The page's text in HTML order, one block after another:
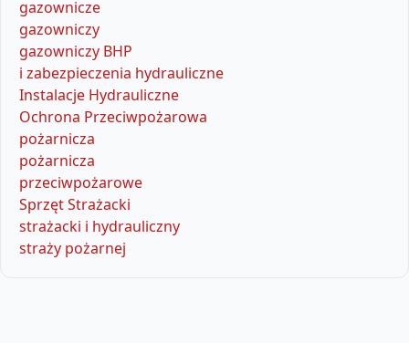
gazownicze
gazowniczy
gazowniczy BHP
i zabezpieczenia hydrauliczne
Instalacje Hydrauliczne
Ochrona Przeciwpożarowa
pożarnicza
pożarnicza
przeciwpożarowe
Sprzęt Strażacki
strażacki i hydrauliczny
straży pożarnej